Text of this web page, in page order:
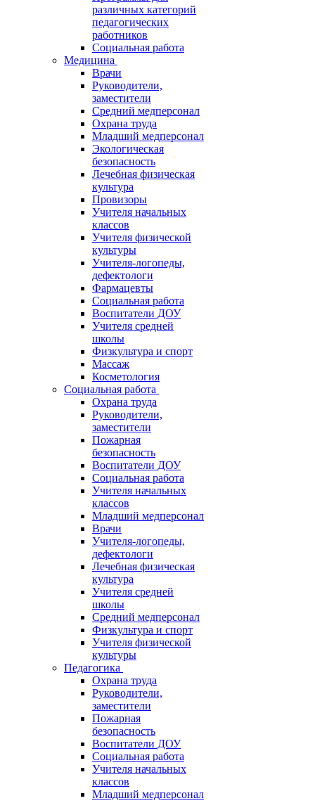
различных категорий
педагогических
работников
Социальная работа
Медицина
Врачи
Руководители,
заместители
Средний медперсонал
Охрана труда
Младший медперсонал
Экологическая
безопасность
Лечебная физическая
культура
Провизоры
Учителя начальных
классов
Учителя физической
культуры
Учителя-логопеды,
дефектологи
Фармацевты
Социальная работа
Воспитатели ДОУ
Учителя средней
школы
Физкультура и спорт
Массаж
Косметология
Социальная работа
Охрана труда
Руководители,
заместители
Пожарная
безопасность
Воспитатели ДОУ
Социальная работа
Учителя начальных
классов
Младший медперсонал
Врачи
Учителя-логопеды,
дефектологи
Лечебная физическая
культура
Учителя средней
школы
Средний медперсонал
Физкультура и спорт
Учителя физической
культуры
Педагогика
Охрана труда
Руководители,
заместители
Пожарная
безопасность
Воспитатели ДОУ
Социальная работа
Учителя начальных
классов
Младший медперсонал